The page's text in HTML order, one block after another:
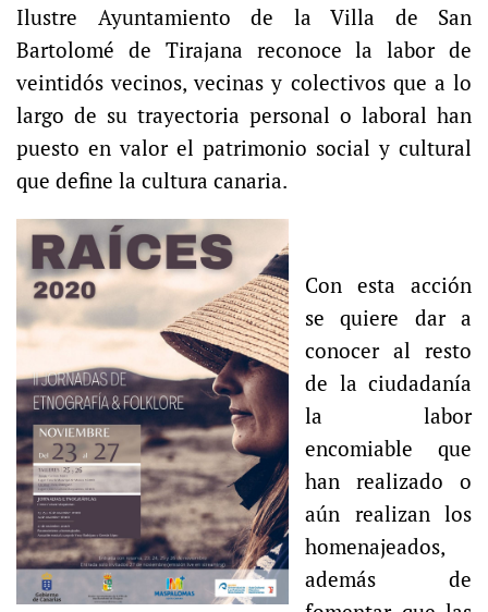
Ilustre Ayuntamiento de la Villa de San
Bartolomé de Tirajana reconoce la labor de
veintidós vecinos, vecinas y colectivos que a lo
largo de su trayectoria personal o laboral han
puesto en valor el patrimonio social y cultural
que define la cultura canaria.
Con esta acción
se quiere dar a
conocer al resto
de la ciudadanía
la labor
encomiable que
han realizado o
aún realizan los
homenajeados,
además de